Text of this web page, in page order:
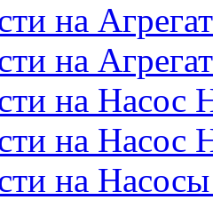
на
на
на
на Насос
на